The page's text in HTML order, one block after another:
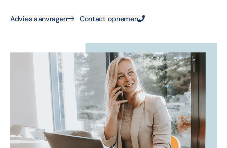
Advies aanvragen Contact opnemen